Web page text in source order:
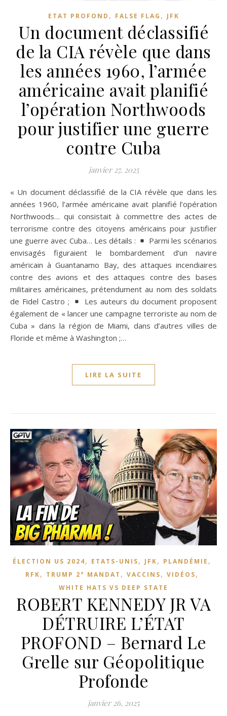
ETAT PROFOND , FALSE FLAG , JFK
Un document déclassifié
de la CIA révèle que dans
les années 1960, l’armée
américaine avait planifié
l’opération Northwoods
pour justifier une guerre
contre Cuba
janvier 27, 2025
« Un document déclassifié de la CIA révèle que dans les
années 1960, l’armée américaine avait planifié l’opération
Northwoods… qui consistait à commettre des actes de
terrorisme contre des citoyens américains pour justifier
une guerre avec Cuba… Les détails :
Parmi les scénarios
envisagés figuraient le bombardement d’un navire
américain à Guantanamo Bay, des attaques incendiaires
contre des avions et des attaques contre des bases
militaires américaines, prétendument au nom des soldats
de Fidel Castro ;
Les auteurs du document proposent
également de « lancer une campagne terroriste au nom de
Cuba » dans la région de Miami, dans d’autres villes de
Floride et même à Washington ;…
LIRE LA SUITE
ÉLECTION US 2024, ETATS-UNIS, JFK, PLANDÉMIE ,
RFK, TRUMP 2° MANDAT , VACCINS, VIDÉOS,
WHITE HATS VS DEEP STATE
ROBERT KENNEDY JR VA
DÉTRUIRE L’ÉTAT
PROFOND – Bernard Le
Grelle sur Géopolitique
Profonde
janvier 26, 2025